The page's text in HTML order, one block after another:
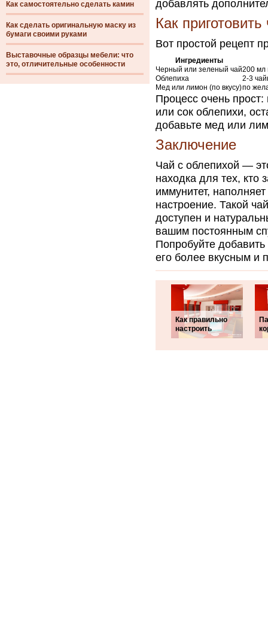
Как самостоятельно сделать камин
Как сделать оригинальную маску из
бумаги своими руками
Выставочные образцы мебели: что
это, отличительные особенности
добавлять
Как
Вот простой рецепт
Ингредиенты
Черный или зеленый чай200 мл
Облепиха
2-3
Мед или лимон (по вкусу)по
Процесс очень прост:
или сок облепихи,
добавьте мед или
Заключение
Чай с облепихой —
находка для тех, кто
иммунитет,
настроение. Такой
доступен и
вашим постоянным
Попробуйте
его более вкусным и
Как правильно
настроить